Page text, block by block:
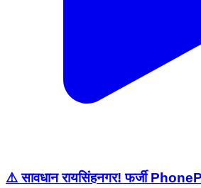
⚠️ सावधान रायसिंहनगर! फर्जी